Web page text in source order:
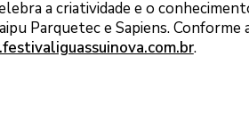
a criatividade e o
Parquetec e Sapiens. Conforme
.